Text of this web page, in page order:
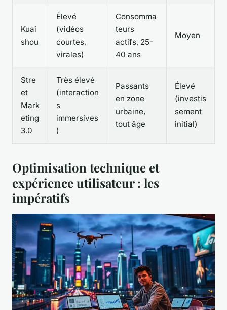
Kuai
shou
Élevé
(vidéos
courtes,
virales)
Consomma
teurs
actifs, 25-
40 ans
Moyen
Stre
et
Mark
eting
3.0
Très élevé
(interaction
s
immersives
)
Passants
en zone
urbaine,
tout âge
Élevé
(investis
sement
initial)
Optimisation technique et
expérience utilisateur : les
impératifs